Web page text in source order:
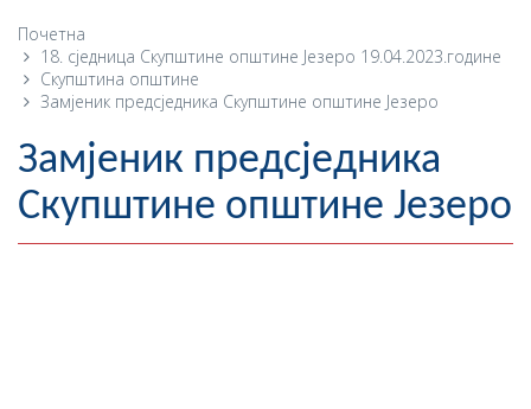
Историја
Насељена мјеста
Занимљивости
Почетна
18. сједница Скупштине општине Језеро 19.04.2023.године
Скупштина општине
Замјеник предсједника Скупштине општине Језеро
Замјеник предсједника
Скупштине општине Језеро